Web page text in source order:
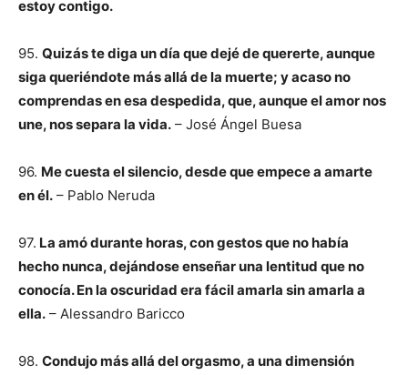
estoy contigo.
95. Quizás te diga un día que dejé de quererte, aunque
siga queriéndote más allá de la muerte; y acaso no
comprendas en esa despedida, que, aunque el amor nos
une, nos separa la vida. – José Ángel Buesa
96. Me cuesta el silencio, desde que empece a amarte
en él. – Pablo Neruda
97. La amó durante horas, con gestos que no había
hecho nunca, dejándose enseñar una lentitud que no
conocía. En la oscuridad era fácil amarla sin amarla a
ella. – Alessandro Baricco
98. Condujo más allá del orgasmo, a una dimensión